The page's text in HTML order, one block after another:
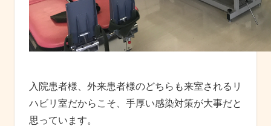
入院患者様、外来患者様のどちらも来室されるリ
ハビリ室だからこそ、手厚い感染対策が大事だと
思っています。